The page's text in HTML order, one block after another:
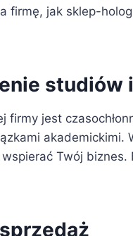
firmę, jak sklep-
studiów
firmy jest
akademickimi.
Twój biznes.